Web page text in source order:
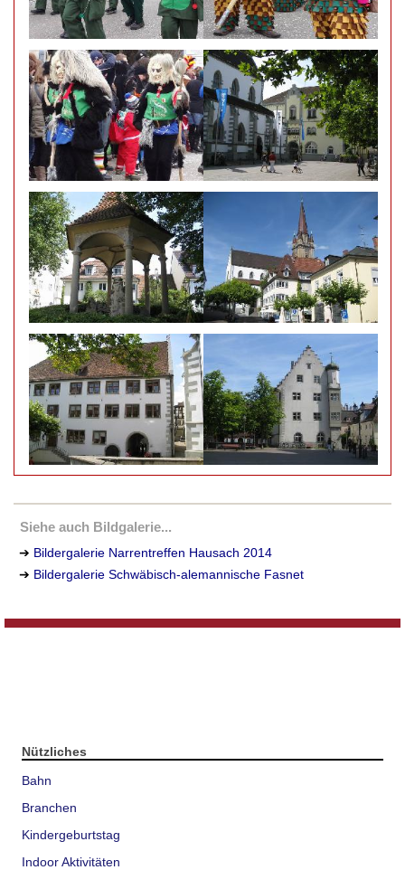
Siehe auch Bildgalerie...
➔ Bildergalerie Narrentreffen Hausach 2014
➔ Bildergalerie Schwäbisch-alemannische Fasnet
Nützliches
Bahn
Branchen
Kindergeburtstag
Indoor Aktivitäten